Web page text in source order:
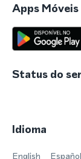
Apps Móveis
Status do
Idioma
English Español